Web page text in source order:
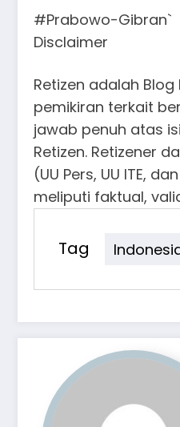
#Prabowo-Gibran`
Disclaimer
Retizen adalah
pemikiran terkait
jawab penuh atas
Retizen. Retizener
(UU Pers, UU ITE,
meliputi faktual,
Tag